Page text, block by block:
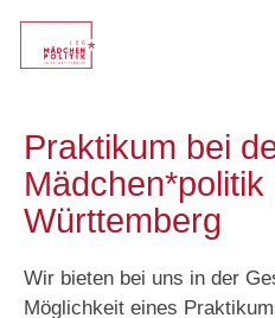
LAG
Team
Sprecherinnen
Praktikum
Praktikum bei
Mädchen*politik
Württemberg
Wir bieten bei uns in der
Möglichkeit eines